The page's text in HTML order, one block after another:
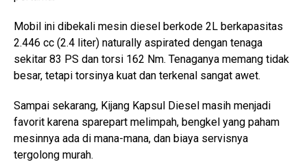
Mobil ini dibekali mesin diesel berkode 2L berkapasitas
2.446 cc (2.4 liter) naturally aspirated dengan tenaga
sekitar 83 PS dan torsi 162 Nm. Tenaganya memang tidak
besar, tetapi torsinya kuat dan terkenal sangat awet.
Sampai sekarang, Kijang Kapsul Diesel masih menjadi
favorit karena sparepart melimpah, bengkel yang paham
mesinnya ada di mana-mana, dan biaya servisnya
tergolong murah.